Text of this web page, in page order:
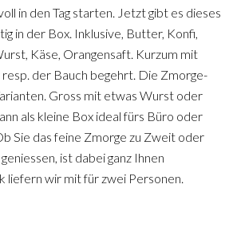
in den Tag starten. Jetzt gibt es dieses
in der Box. Inklusive, Butter, Konfi,
Käse, Orangensaft. Kurzum mit
der Bauch begehrt. Die Zmorge-
Gross mit etwas Wurst oder
als kleine Box ideal fürs Büro oder
Sie das feine Zmorge zu Zweit oder
ist dabei ganz Ihnen
liefern wir mit für zwei Personen.